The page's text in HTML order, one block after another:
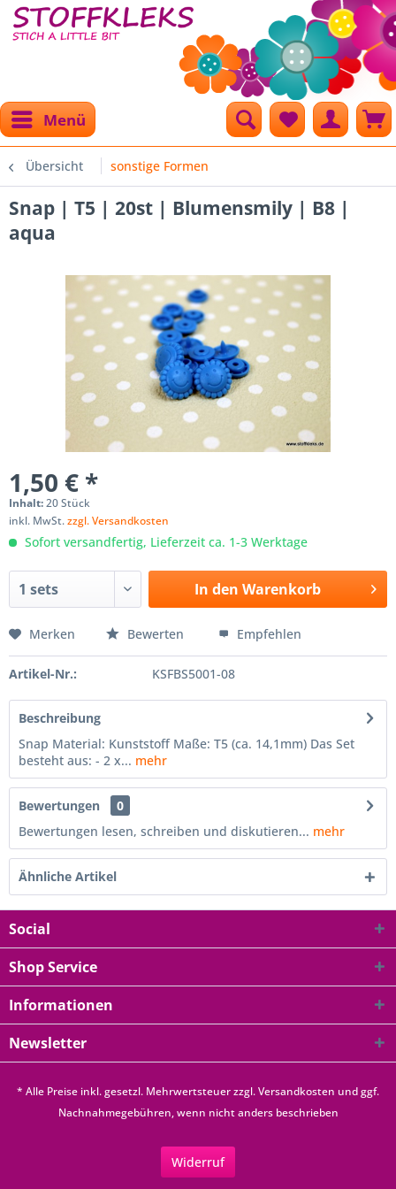
Menü
Übersicht sonstige Formen
Snap | T5 | 20st | Blumensmily | B8 |
aqua
1,50 € *
Inhalt:20 Stück
inkl. MwSt.zzgl. Versandkosten
Sofort versandfertig, Lieferzeit ca. 1-3 Werktage
In den Warenkorb
Merken Bewerten Empfehlen
Artikel-Nr.: KSFBS5001-08
Beschreibung
Snap Material: Kunststoff Maße: T5 (ca. 14,1mm) Das Set
besteht aus: - 2 x... mehr
Bewertungen
0
Bewertungen lesen, schreiben und diskutieren... mehr
Ähnliche Artikel
Social
Shop Service
Informationen
Newsletter
* Alle Preise inkl. gesetzl. Mehrwertsteuer zzgl.Versandkosten und ggf.
Nachnahmegebühren, wenn nicht anders beschrieben
Widerruf